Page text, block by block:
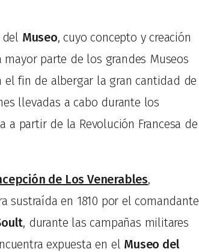
Museo, cuyo concepto y creación
parte de los grandes Museos
el fin de albergar la gran cantidad de
llevadas a cabo durante los
a partir de la Revolución Francesa de
de Los Venerables,
sustraída en 1810 por el comandante
, durante las campañas militares
expuesta en el Museo del